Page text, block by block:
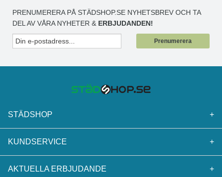
PRENUMERERA PÅ STÄDSHOP.SE NYHETSBREV OCH TA
DEL AV VÅRA NYHETER & ERBJUDANDEN!
Prenumerera
STÄDSHOP +
KUNDSERVICE +
AKTUELLA ERBJUDANDE +